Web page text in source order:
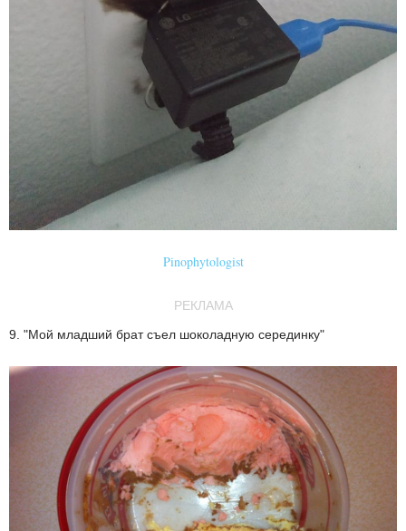
Pinophytologist
РЕКЛАМА
9. "Мой младший брат съел шоколадную серединку"